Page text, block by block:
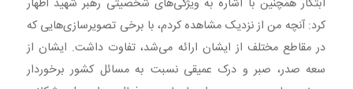
کرد: آنچه من از نزدیک مشاهده کردم، با برخی تصویرسازی‌هایی که
در مقاطع مختلف از ایشان ارائه می‌شد، تفاوت داشت. ایشان از
سعه‌ صدر، صبر و درک عمیقی نسبت به مسائل کشور برخوردار